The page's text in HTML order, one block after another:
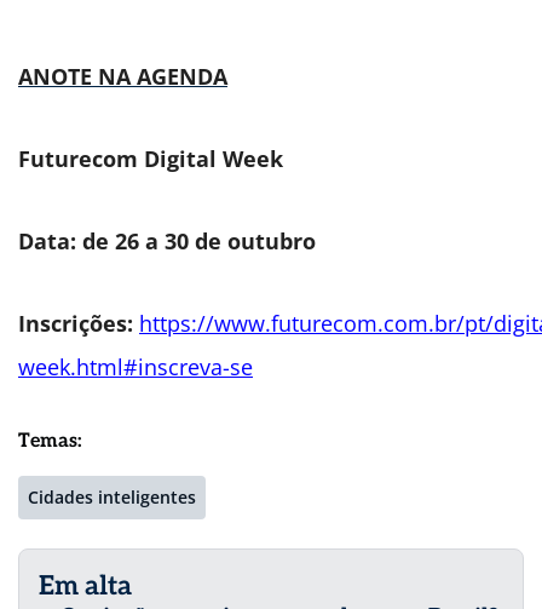
ANOTE NA AGENDA
Futurecom Digital Week
Data: de 26 a 30 de outubro
Inscrições: https://www.futurecom.com.br/pt/
week.html#inscreva-se
Temas:
Cidades inteligentes
Em alta